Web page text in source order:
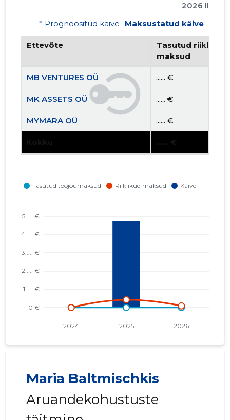
2026 II
* Prognoositud käive
Maksustatud käive
Ettevõte
Tasutud riiklikud
maksud
MB VENTURES OÜ ...... €
MK ASSETS OÜ ...... €
MYMARA OÜ ...... €
Kokku ...... €
Maria Baltmischkis
Aruandekohustuste